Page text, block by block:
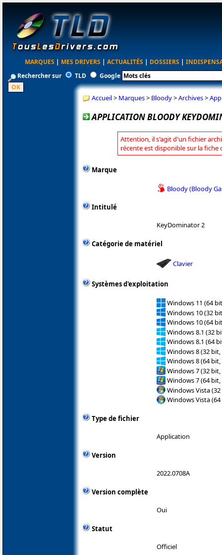
MARQUES | MES DRIVERS | ACTUALITÉS | DOSSIERS |
Rechercher sur
TLD Google
Accueil> Marques> Bloody>Archives>
APPLICATION BLOODY
Attention, il s'agit d'un fichier
récente est disponible sur la fiche
Marque
Bloody (Bloody
Intitulé
KeyDominator 2
Catégorie de matériel
Clavier
Systèmes d'exploitation
Windows 11 (64
Windows 10 (32
Windows 10 (64
Windows 8.1 (32
Windows 8.1 (64
Windows 8 (32 bit,
Windows 8 (64 bit,
Windows 7 (32 bit,
Windows 7 (64 bit,
Windows Vista
Windows Vista
Type de fichier
Application
Version
2022.0708A
Version complète
Oui
Statut
Officiel